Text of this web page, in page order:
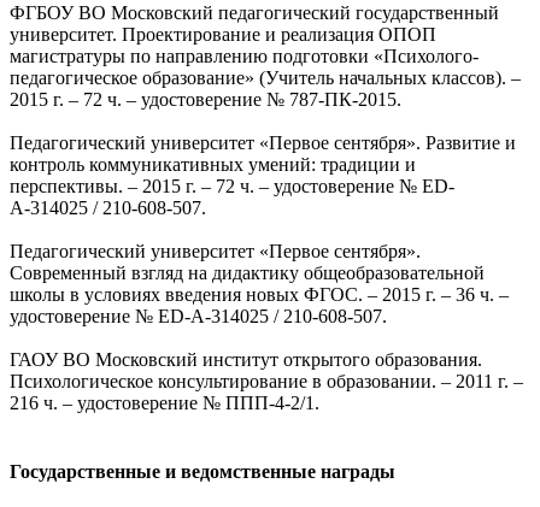
ФГБОУ ВО Московский педагогический государственный
университет. Проектирование и реализация ОПОП
магистратуры по направлению подготовки «Психолого-
педагогическое образование» (Учитель начальных классов). –
2015 г. – 72 ч. – удостоверение № 787-ПК-2015.
Педагогический университет «Первое сентября». Развитие и
контроль коммуникативных умений: традиции и
перспективы. – 2015 г. – 72 ч. – удостоверение № ED-
А-314025 / 210-608-507.
Педагогический университет «Первое сентября».
Современный взгляд на дидактику общеобразовательной
школы в условиях введения новых ФГОС. – 2015 г. – 36 ч. –
удостоверение № ED-А-314025 / 210-608-507.
ГАОУ ВО Московский институт открытого образования.
Психологическое консультирование в образовании. – 2011 г. –
216 ч. – удостоверение № ППП-4-2/1.
Государственные и ведомственные награды